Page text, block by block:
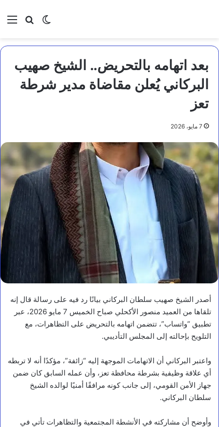
بحثالوضع
بعد اتهامه بالتحريض.. الشيخ صهيب
البركاني يُعلن مقاضاة مدير شرطة
تعز
7 مايو، 2026
أصدر الشيخ صهيب سلطان البركاني بيانًا رد فيه على رسالة قال إنه
تلقاها من العميد منصور الأكحلي صباح الخميس 7 مايو 2026، عبر
تطبيق “واتساب”، تتضمن اتهامه بالتحريض على التظاهرات، مع
التلويح بإحالته إلى المجلس التأديبي.
واعتبر البركاني أن الاتهامات الموجهة إليه “زائفة”، مؤكدًا أنه لا تربطه
أي علاقة وظيفية بشرطة محافظة تعز، وأن عمله السابق كان ضمن
جهاز الأمن القومي، إلى جانب كونه مرافقًا أمنيًا لوالده الشيخ
سلطان البركاني.
وأوضح أن مشاركته في الأنشطة المجتمعية والتظاهرات تأتي في